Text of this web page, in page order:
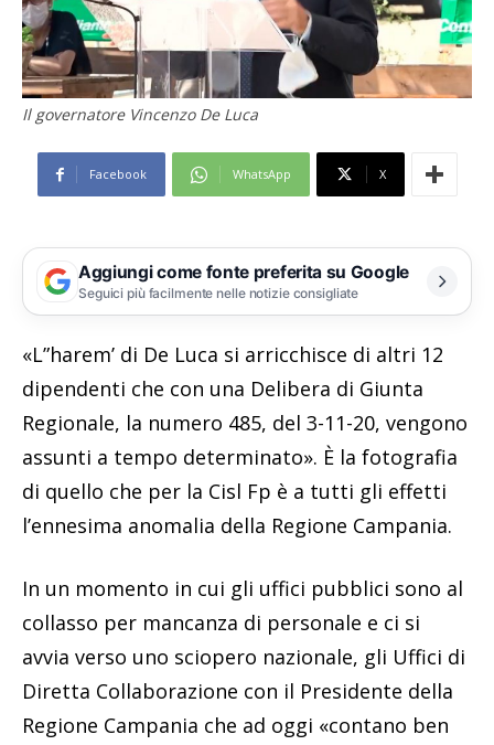
Il governatore Vincenzo De Luca
Facebook WhatsApp X
Aggiungi come fonte preferita su Google
Seguici più facilmente nelle notizie consigliate
«L”harem’ di De Luca si arricchisce di altri 12
dipendenti che con una Delibera di Giunta
Regionale, la numero 485, del 3-11-20, vengono
assunti a tempo determinato». È la fotografia
di quello che per la Cisl Fp è a tutti gli effetti
l’ennesima anomalia della Regione Campania.
In un momento in cui gli uffici pubblici sono al
collasso per mancanza di personale e ci si
avvia verso uno sciopero nazionale, gli Uffici di
Diretta Collaborazione con il Presidente della
Regione Campania che ad oggi «contano ben